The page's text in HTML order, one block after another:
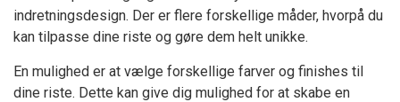
indretningsdesign. Der er flere forskellige måder, hvorpå du
kan tilpasse dine riste og gøre dem helt unikke.
En mulighed er at vælge forskellige farver og finishes til
dine riste. Dette kan give dig mulighed for at skabe en